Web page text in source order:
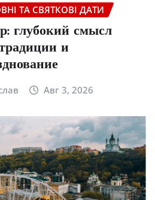
ТА СВЯТКОВІ ДАТИ
глубокий смысл
и
Авг 3, 2026